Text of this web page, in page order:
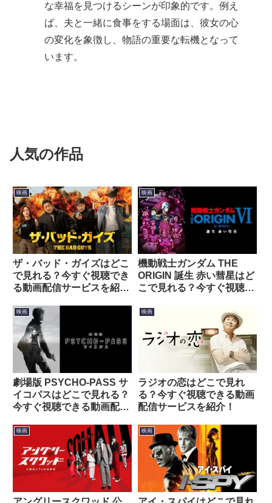
な幸福を見つけるシーンが印象的です。例え
ば、夫と一緒に食事をする場面は、彼女の心
の変化を象徴し、物語の重要な転機となって
います。
人気の作品
映画
ザ・バッド・ガイズはどこ
で見れる？今すぐ視聴でき
る動画配信サービスを紹
映画
機動戦士ガンダム THE
ORIGIN 誕生 赤い彗星はど
こで見れる？今すぐ視聴で
介！
映画
劇場版 PSYCHO-PASS サ
イコパスはどこで見れる？
今すぐ視聴できる動画配信
映画
ラジオの恋はどこで見れ
る？今すぐ視聴できる動画
配信サービスを紹介！
映画 映画